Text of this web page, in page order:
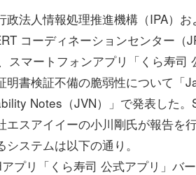
政法人情報処理推進機構（IPA）
コーディネーションセンター（
スマートフォンアプリ「くら寿司
明書検証不備の脆弱性について「
Notes（JVN）」で発表した
エスアイイーの小川剛氏が報告を
システムは以下の通り。
プリ「くら寿司 公式アプリ」バ